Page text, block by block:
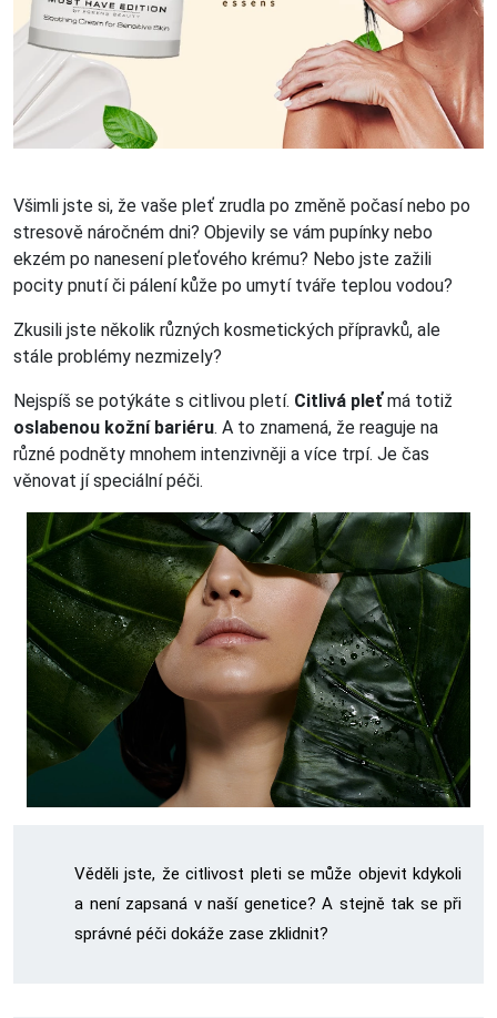
Všimli jste si, že vaše pleť zrudla po změně počasí nebo po
stresově náročném dni? Objevily se vám pupínky nebo
ekzém po nanesení pleťového krému? Nebo jste zažili
pocity pnutí či pálení kůže po umytí tváře teplou vodou?
Zkusili jste několik různých kosmetických přípravků, ale
stále problémy nezmizely?
Nejspíš se potýkáte s citlivou pletí. Citlivá pleťmá totiž
oslabenou kožní bariéru. A to znamená, že reaguje na
různé podněty mnohem intenzivněji a více trpí. Je čas
věnovat jí speciální péči.
Věděli jste, že citlivost pleti se může objevit kdykoli
a není zapsaná v naší genetice? A stejně tak se při
správné péči dokáže zase zklidnit?